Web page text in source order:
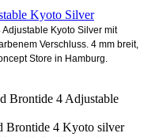
Kyoto Silver
Kyoto Silver mit
Verschluss. 4 mm breit,
Store in Hamburg.